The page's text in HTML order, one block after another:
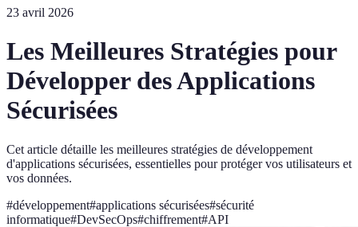
23 avril 2026
Les Meilleures Stratégies pour
Développer des Applications
Sécurisées
Cet article détaille les meilleures stratégies de développement
d'applications sécurisées, essentielles pour protéger vos utilisateurs et
vos données.
#développement#applications sécurisées#sécurité
informatique#DevSecOps#chiffrement#API